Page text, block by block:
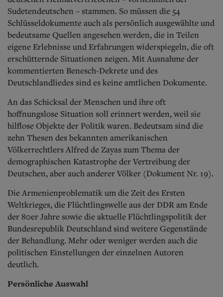
Sudetendeutschen – stammen. So müssen die 54
Schlüsseldokumente auch als persönlich ausgewählte und
bedeutsame Quellen angesehen werden, die in Teilen
eigene Erlebnisse und Erfahrungen widerspiegeln, die oft
erschütternde Situationen zeigen. Mit Ausnahme der
kommentierten Benesch-Dekrete und des
Deutschlandliedes sind es keine amtlichen Dokumente.
An das Schicksal der Menschen und ihre oft
hoffnungslose Situation soll erinnert werden, weil sie
hilflose Objekte der Politik waren. Bedeutsam sind die
zehn Thesen des bekannten amerikanischen
Völkerrechtlers Alfred de Zayas zum Thema der
demographischen Katastrophe der Vertreibung der
Deutschen, aber auch anderer Völker (Dokument Nr. 19).
Die Armenienproblematik um die Zeit des Ersten
Weltkrieges, die Flüchtlingswelle aus der DDR am Ende
der 80er Jahre sowie die aktuelle Flüchtlingspolitik der
Bundesrepublik Deutschland sind weitere Gegenstände
der Behandlung. Mehr oder weniger werden auch die
politischen Einstellungen der einzelnen Autoren
deutlich.
Persönliche Auswahl